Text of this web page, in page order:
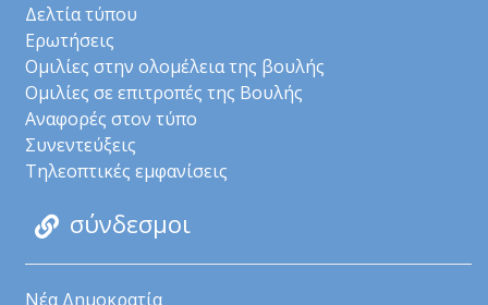
Δελτία τύπου
Ερωτήσεις
Ομιλίες στην ολομέλεια της βουλής
Ομιλίες σε επιτροπές της Βουλής
Αναφορές στον τύπο
Συνεντεύξεις
Τηλεοπτικές εμφανίσεις
σύνδεσμοι
Νέα Δημοκρατία